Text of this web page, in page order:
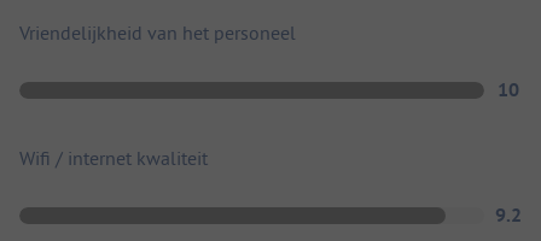
Vriendelijkheid van het personeel
10
Wifi / internet kwaliteit
9.2